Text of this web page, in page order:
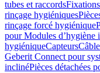
tubes et raccords
rinçage hygiéniques
rinçage forcé hygiénique
pour Modules d’hygiène
hygiéniqueCapteurs
Geberit Connect pour
inclinéPièces détachées